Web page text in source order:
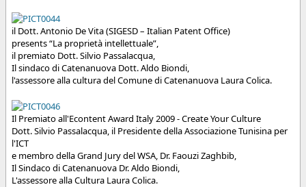
il Dott. Antonio De Vita (SIGESD – Italian Patent Office)
presents “La proprietà intellettuale”,
il premiato Dott. Silvio Passalacqua,
Il sindaco di Catenanuova Dott. Aldo Biondi,
l'assessore alla cultura del Comune di Catenanuova Laura Colica.
Il Premiato all'Econtent Award Italy 2009 - Create Your Culture
Dott. Silvio Passalacqua, il Presidente della Associazione Tunisina per
l'ICT
e membro della Grand Jury del WSA, Dr. Faouzi Zaghbib,
Il Sindaco di Catenanuova Dr. Aldo Biondi,
L'assessore alla Cultura Laura Colica.